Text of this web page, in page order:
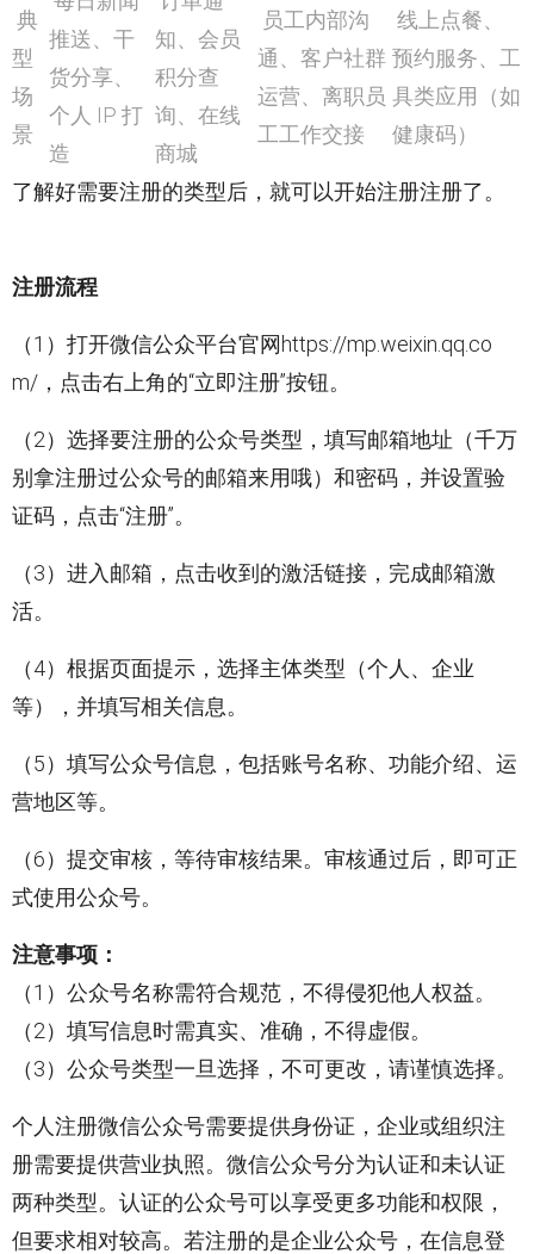
典
型
场
景
推送、干
货分享、
个人 IP 打
造
知、会员
积分查
询、在线
商城
员工内部沟
通、客户社群
运营、离职员
工工作交接
线上点餐、
预约服务、工
具类应用（如
健康码）
了解好需要注册的类型后，就可以开始注册注册了。
注册流程
（1）打开微信公众平台官网https://mp.weixin.qq.co
m/，点击右上角的“立即注册”按钮。
（2）选择要注册的公众号类型，填写邮箱地址（千万
别拿注册过公众号的邮箱来用哦）和密码，并设置验
证码，点击“注册”。
（3）进入邮箱，点击收到的激活链接，完成邮箱激
活。
（4）根据页面提示，选择主体类型（个人、企业
等），并填写相关信息。
（5）填写公众号信息，包括账号名称、功能介绍、运
营地区等。
（6）提交审核，等待审核结果。审核通过后，即可正
式使用公众号。
注意事项：
（1）公众号名称需符合规范，不得侵犯他人权益。
（2）填写信息时需真实、准确，不得虚假。
（3）公众号类型一旦选择，不可更改，请谨慎选择。
个人注册微信公众号需要提供身份证，企业或组织注
册需要提供营业执照。微信公众号分为认证和未认证
两种类型。认证的公众号可以享受更多功能和权限，
但要求相对较高。若注册的是企业公众号，在信息登